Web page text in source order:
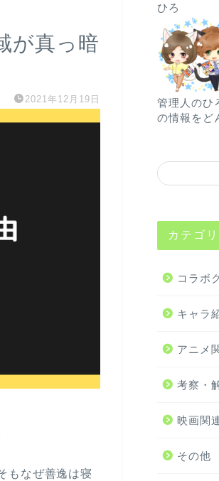
が真っ暗
2021年12月19日
もなぜ善逸は寝
ひろ
管理人のひ
の情報をど
カテゴ
コラボ
キャラ
アニメ
考察・
映画関
その他